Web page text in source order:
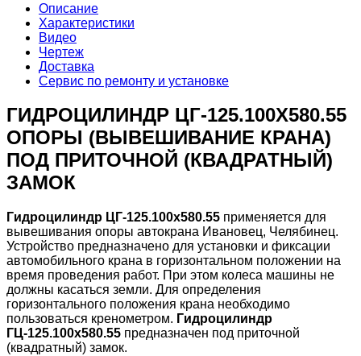
Описание
Характеристики
Видео
Чертеж
Доставка
Сервис по ремонту и установке
ГИДРОЦИЛИНДР ЦГ-125.100Х580.55
ОПОРЫ (ВЫВЕШИВАНИЕ КРАНА)
ПОД ПРИТОЧНОЙ (КВАДРАТНЫЙ)
ЗАМОК
Гидроцилиндр ЦГ-125.100х580.55 применяется для
вывешивания опоры автокрана Ивановец, Челябинец.
Устройство предназначено для установки и фиксации
автомобильного крана в горизонтальном положении на
время проведения работ. При этом колеса машины не
должны касаться земли. Для определения
горизонтального положения крана необходимо
пользоваться кренометром. Гидроцилиндр
ГЦ-125.100х580.55 предназначен под приточной
(квадратный) замок.